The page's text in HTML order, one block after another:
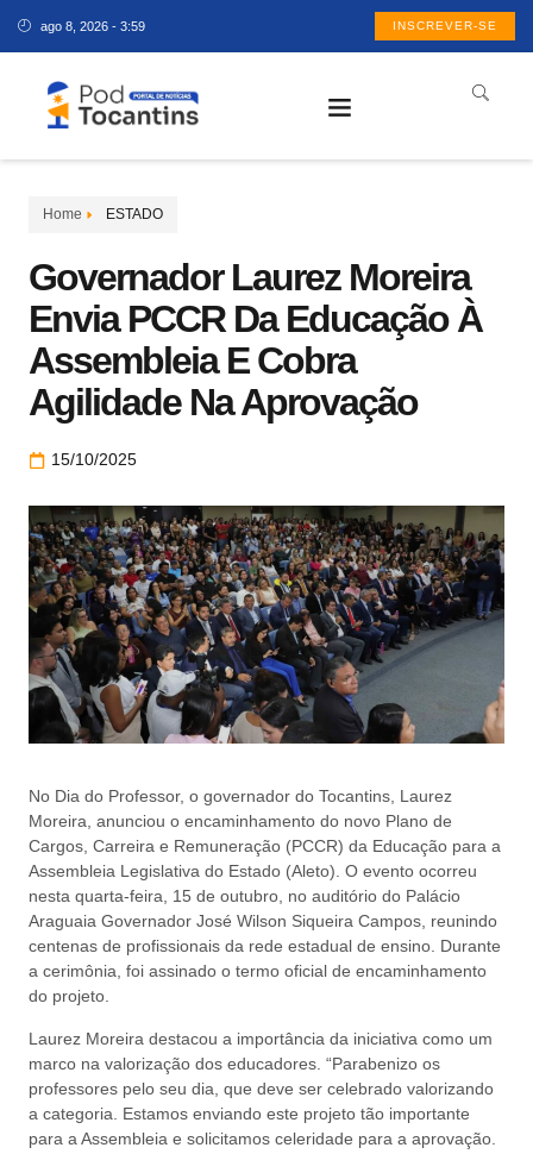
ago 8, 2026 - 3:59 INSCREVER-SE
Home ESTADO
Governador Laurez Moreira
Envia PCCR Da Educação À
Assembleia E Cobra
Agilidade Na Aprovação
15/10/2025
No Dia do Professor, o governador do Tocantins, Laurez
Moreira, anunciou o encaminhamento do novo Plano de
Cargos, Carreira e Remuneração (PCCR) da Educação para a
Assembleia Legislativa do Estado (Aleto). O evento ocorreu
nesta quarta-feira, 15 de outubro, no auditório do Palácio
Araguaia Governador José Wilson Siqueira Campos, reunindo
centenas de profissionais da rede estadual de ensino. Durante
a cerimônia, foi assinado o termo oficial de encaminhamento
do projeto.
Laurez Moreira destacou a importância da iniciativa como um
marco na valorização dos educadores. “Parabenizo os
professores pelo seu dia, que deve ser celebrado valorizando
a categoria. Estamos enviando este projeto tão importante
para a Assembleia e solicitamos celeridade para a aprovação.